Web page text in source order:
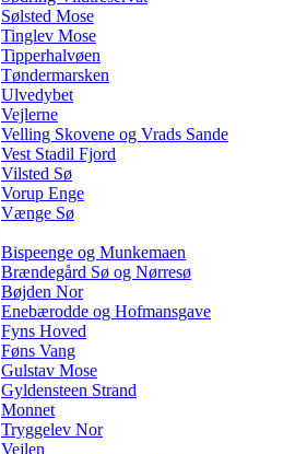
Sølsted Mose
Tinglev Mose
Tipperhalvøen
Tøndermarsken
Ulvedybet
Vejlerne
Velling Skovene og Vrads Sande
Vest Stadil Fjord
Vilsted Sø
Vorup Enge
Vænge Sø
Bispeenge og Munkemaen
Brændegård Sø og Nørresø
Bøjden Nor
Enebærodde og Hofmansgave
Fyns Hoved
Føns Vang
Gulstav Mose
Gyldensteen Strand
Monnet
Tryggelev Nor
Vejlen